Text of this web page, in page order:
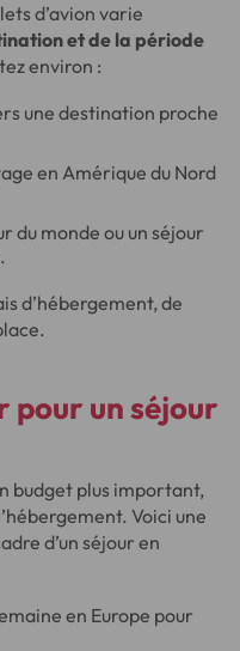
d’avion varie
et de la période
environ :
une destination proche
en Amérique du Nord
monde ou un séjour
d’hébergement, de
pour un séjour
budget plus important,
Voici une
d’un séjour en
en Europe pour